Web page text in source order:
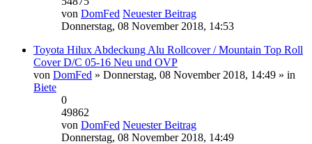
von DomFed Neuester Beitrag
Donnerstag, 08 November 2018, 14:53
Toyota Hilux Abdeckung Alu Rollcover / Mountain Top Roll
Cover D/C 05-16 Neu und OVP
von DomFed » Donnerstag, 08 November 2018, 14:49 » in
Biete
0
49862
von DomFed Neuester Beitrag
Donnerstag, 08 November 2018, 14:49